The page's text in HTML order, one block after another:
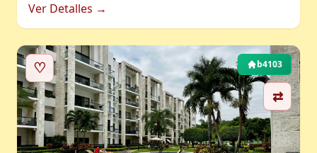
Ver Detalles →
♡
⇄
b4103